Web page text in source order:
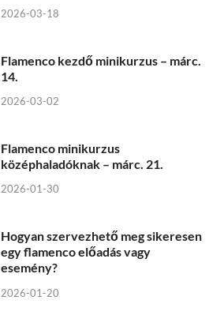
2026-03-18
Flamenco kezdő minikurzus – márc.
14.
2026-03-02
Flamenco minikurzus
középhaladóknak – márc. 21.
2026-01-30
Hogyan szervezhető meg sikeresen
egy flamenco előadás vagy
esemény?
2026-01-20